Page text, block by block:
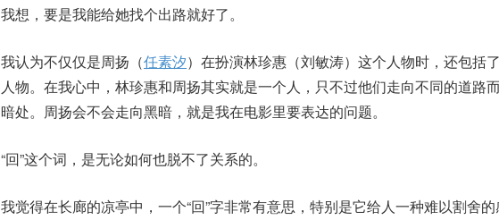
我想，要是我能给她找个出路就好了。
我认为不仅仅是周扬（任素汐）在扮演林珍惠（刘敏涛）这个人物时，还包括
人物。在我心中，林珍惠和周扬其实就是一个人，只不过他们走向不同的道路
暗处。周扬会不会走向黑暗，就是我在电影里要表达的问题。
“回”这个词，是无论如何也脱不了关系的。
我觉得在长廊的凉亭中，一个“回”字非常有意思，特别是它给人一种难以割舍的